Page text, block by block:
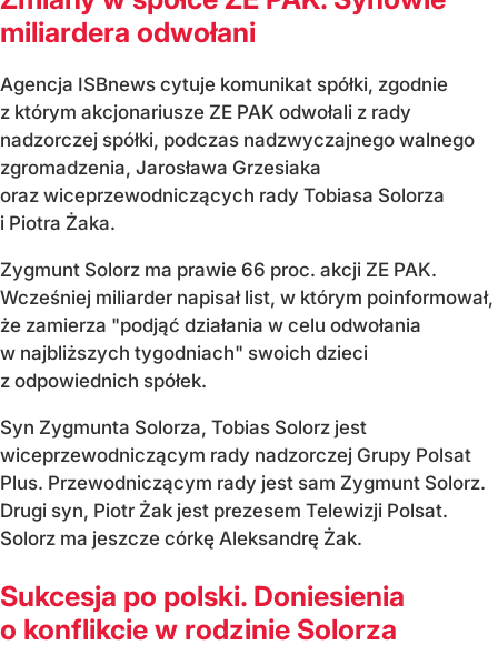
miliardera odwołani
Agencja ISBnews cytuje komunikat spółki, zgodnie
z którym akcjonariusze ZE PAK odwołali z rady
nadzorczej spółki, podczas nadzwyczajnego walnego
zgromadzenia, Jarosława Grzesiaka
oraz wiceprzewodniczących rady Tobiasa Solorza
i Piotra Żaka.
Zygmunt Solorz ma prawie 66 proc. akcji ZE PAK.
Wcześniej miliarder napisał list, w którym poinformował,
że zamierza "podjąć działania w celu odwołania
w najbliższych tygodniach" swoich dzieci
z odpowiednich spółek.
Syn Zygmunta Solorza, Tobias Solorz jest
wiceprzewodniczącym rady nadzorczej Grupy Polsat
Plus. Przewodniczącym rady jest sam Zygmunt Solorz.
Drugi syn, Piotr Żak jest prezesem Telewizji Polsat.
Solorz ma jeszcze córkę Aleksandrę Żak.
Sukcesja po polski. Doniesienia
o konflikcie w rodzinie Solorza